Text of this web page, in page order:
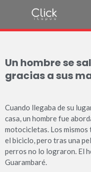
Un hombre se
gracias a sus
Cuando llegaba de su
casa, un hombre fue
motocicletas. Los
el biciclo, pero tras una
perros no lo lograron. El
Guarambaré.